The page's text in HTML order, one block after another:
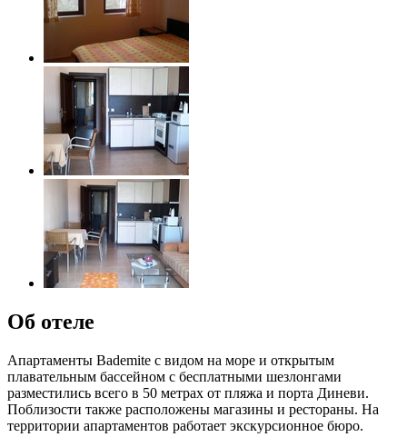
Об отеле
Апартаменты Bademite с видом на море и открытым
плавательным бассейном с бесплатными шезлонгами
разместились всего в 50 метрах от пляжа и порта Диневи.
Поблизости также расположены магазины и рестораны. На
территории апартаментов работает экскурсионное бюро.